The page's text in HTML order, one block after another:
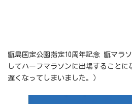
甑島国定公園指定10周年記念 甑マラ
してハーフマラソンに出場すること
遅くなってしまいました。）